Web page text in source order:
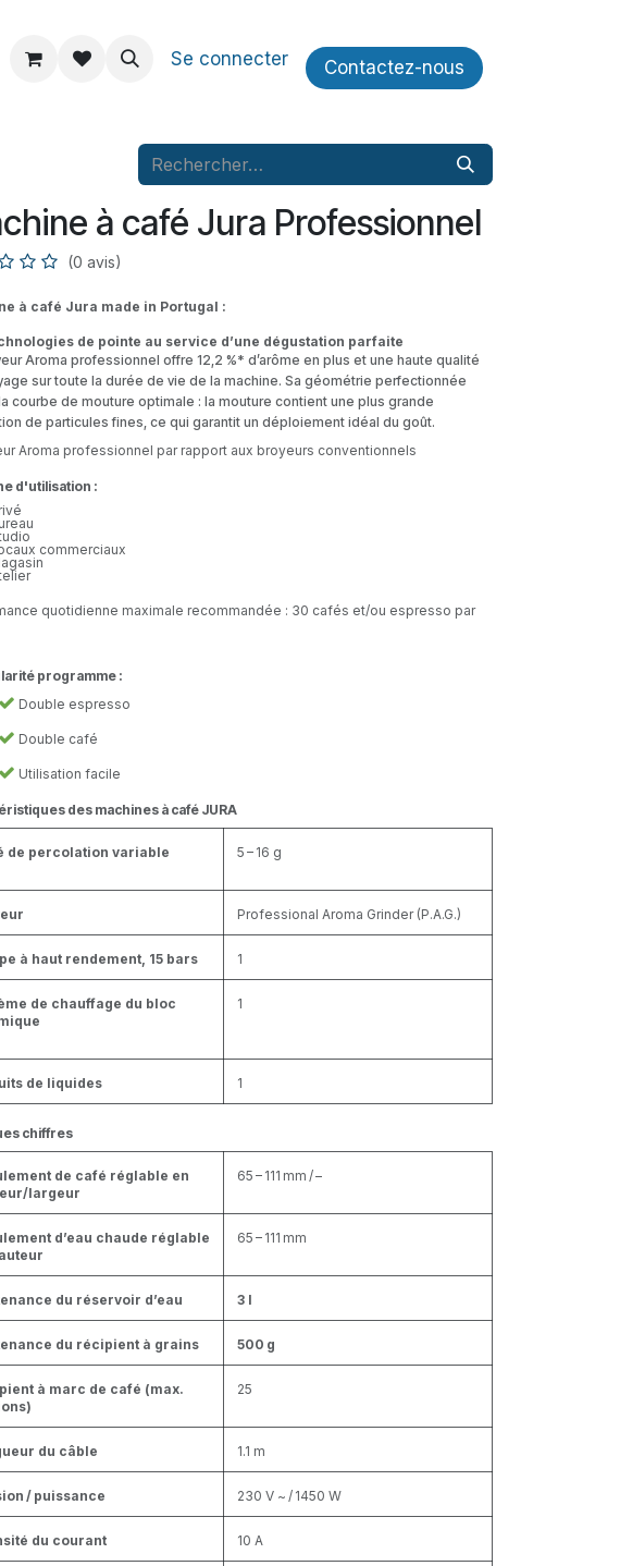
propos Se connecter Contactez​​-nous
à café Jura Professionnel
(0 avis)
à café Jura made in Portugal :
de pointe au service d’une dégustation parfaite
Aroma professionnel offre 12,2 %* d’arôme en plus et une haute qualité
sur toute la durée de vie de la machine. Sa géométrie perfectionnée
courbe de mouture optimale : la mouture contient une plus grande
de particules fines, ce qui garantit un déploiement idéal du goût.
Aroma professionnel par rapport aux broyeurs conventionnels
d'utilisation :
commerciaux
quotidienne maximale recommandée : 30 cafés et/ou espresso par
programme :
Double espresso
Double café
Utilisation facile
des machines à café JURA
de percolation variable 5 – 16 g
Professional Aroma Grinder (P.A.G.)
à haut rendement, 15 bars 1
de chauffage du bloc
1
de liquides 1
chiffres
de café réglable en
largeur
65 – 111 mm / –
d’eau chaude réglable
65 – 111 mm
du réservoir d’eau 3 l
du récipient à grains 500 g
à marc de café (max.
25
du câble 1.1 m
/ puissance 230 V ~ / 1450 W
du courant 10 A